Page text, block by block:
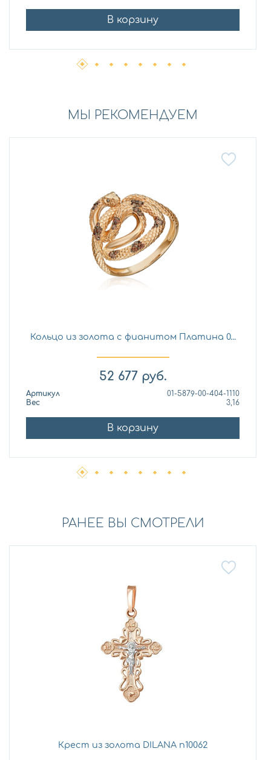
В корзину
МЫ РЕКОМЕНДУЕМ
Кольцо из золота с фианитом Платина 0...
52 677 руб.
Артикул
01-5879-00-404-1110
Вес
3,16
В корзину
РАНЕЕ ВЫ СМОТРЕЛИ
Крест из золота DILANA п10062